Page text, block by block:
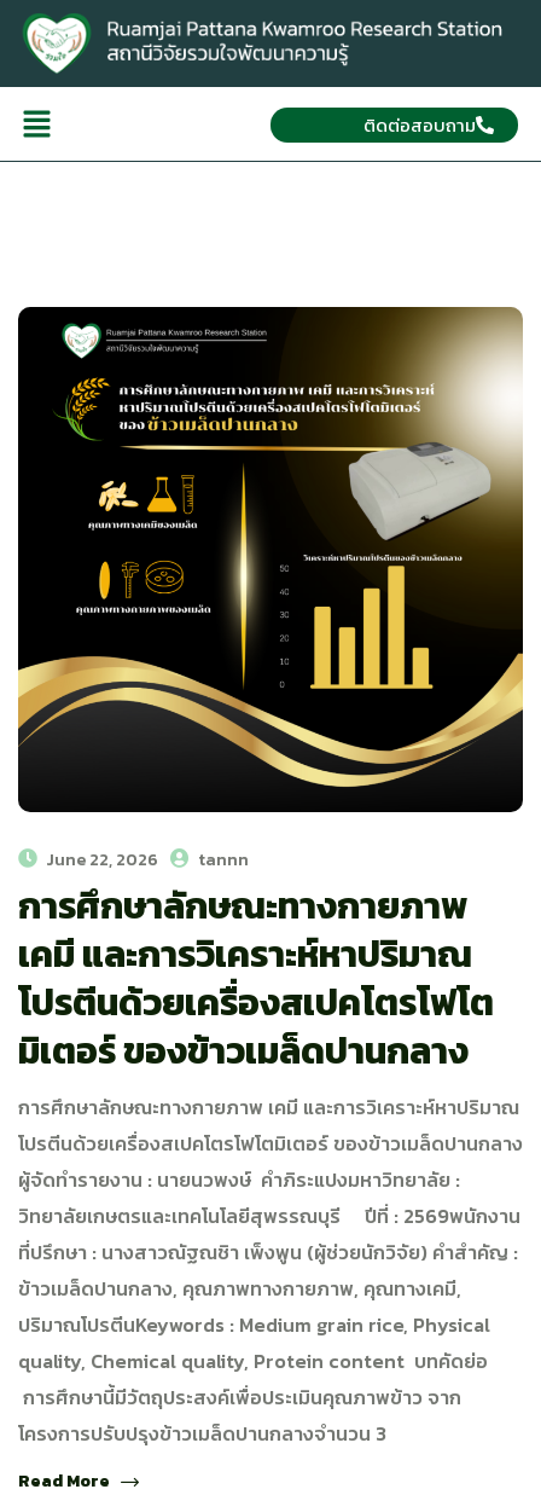
ติดต่อสอบถาม
June 22, 2026 tannn
การศึกษาลักษณะทางกายภาพ
เคมี และการวิเคราะห์หาปริมาณ
โปรตีนด้วยเครื่องสเปคโตรโฟโต
มิเตอร์ ของข้าวเมล็ดปานกลาง
การศึกษาลักษณะทางกายภาพ เคมี และการวิเคราะห์หาปริมาณ
โปรตีนด้วยเครื่องสเปคโตรโฟโตมิเตอร์ ของข้าวเมล็ดปานกลาง
ผู้จัดทำรายงาน : นายนวพงษ์ คำภิระแปงมหาวิทยาลัย :
วิทยาลัยเกษตรและเทคโนโลยีสุพรรณบุรี ปีที่ : 2569พนักงาน
ที่ปรึกษา : นางสาวณัฐณชิา เพ็งพูน (ผู้ช่วยนักวิจัย) คำสำคัญ :
ข้าวเมล็ดปานกลาง, คุณภาพทางกายภาพ, คุณทางเคมี,
ปริมาณโปรตีนKeywords : Medium grain rice, Physical
quality, Chemical quality, Protein content บทคัดย่อ
การศึกษานี้มีวัตถุประสงค์เพื่อประเมินคุณภาพข้าว จาก
โครงการปรับปรุงข้าวเมล็ดปานกลางจำนวน 3
Read More